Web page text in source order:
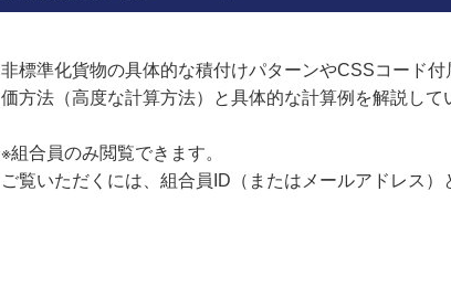
非標準化貨物の具体的な積付けパターンやCSSコード
価方法（高度な計算方法）と具体的な計算例を解説して
※組合員のみ閲覧できます。
ご覧いただくには、組合員ID（またはメールアドレス）